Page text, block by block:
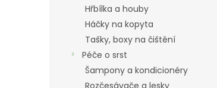
Hřbílka a houby
Háčky na kopyta
Tašky, boxy na čištění
Péče o srst
Šampony a kondicionéry
Rozčesávače a lesky